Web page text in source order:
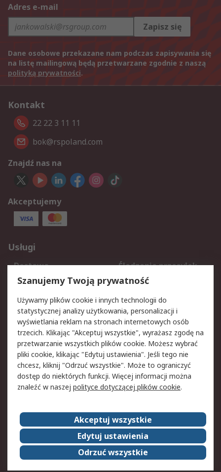
Adres e-mail
Zapisz się
Dane osobowe przekazane nam podczas zapisywania się
na listę mailingową będą przetwarzane zgodnie z naszą
polityką prywatności.
Kontakt
22 22 3 11 11
bok@rspoland.com
Znajdź nas na
Akceptujemy
Usługi
Dostawa
Śledzenie przesyłek
Reklamacje i zwroty
Rejestracja
Aspekty prawne
Bezpieczeństwo e-
maila
Polityka dotycząca
plików cookie
Polityka prywatności
Użytkowanie witryny
Zastrzeżenia prawne
Warunki Sprzedaży
Kontakt
O firmie RS
RS na świecie
Kariera
Nagrody dla RS
ESG
Szanujemy Twoją prywatność
Używamy plików cookie i innych technologii do
statystycznej analizy użytkowania, personalizacji i
wyświetlania reklam na stronach internetowych osób
trzecich. Klikając "Akceptuj wszystkie", wyrażasz zgodę na
przetwarzanie wszystkich plików cookie. Możesz wybrać
pliki cookie, klikając "Edytuj ustawienia". Jeśli tego nie
chcesz, kliknij "Odrzuć wszystkie". Może to ograniczyć
dostęp do niektórych funkcji. Więcej informacji można
znaleźć w naszej polityce dotyczącej plików cookie.
Akceptuj wszystkie
Edytuj ustawienia
Odrzuć wszystkie